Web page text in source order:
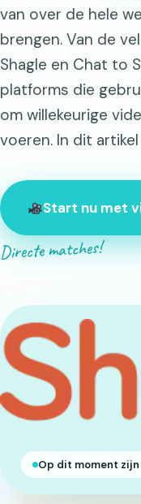
van over de hele
brengen. Van de
Shagle en Chat to
platforms die
om willekeurige
voeren. In dit artikel
Start nu met
Directe matches!
Op dit moment